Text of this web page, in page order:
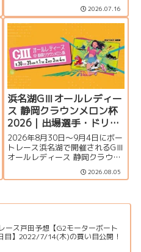
望、出場選手一覧、発祥地ドリ
ーム、注目モーター、大村水面
の攻略ポイント、イベント情報
まで詳しく紹介します。
2026.07.16
浜名湖GⅢオールレディー
ス 静岡クラウンメロン杯
2026｜出場選手・ドリー
ム戦・注目モーター・イ
ベント情報まとめ
2026年8月30日～9月4日にボー
トレース浜名湖で開催されるGⅢ
オールレディース 静岡クラウン
メロン杯の特集ページです。出
場選手一覧、シリーズ展望、ド
を詳しく紹介します。
2026.08.05
ース戸田予想【G2モーターボート
目】2022/7/14(木)の買い目公開！